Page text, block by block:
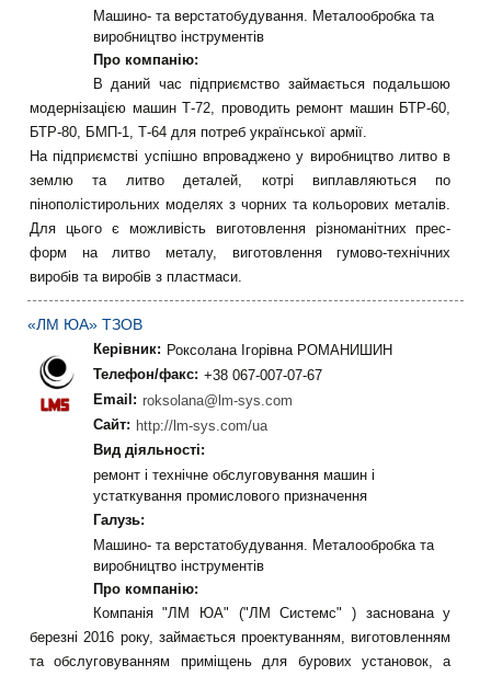
Машино- та верстатобудування. Металообробка та
виробництво інструментів
Про компанію:
В даний час підприємство займається подальшою
модернізацією машин Т-72, проводить ремонт машин БТР-60,
БТР-80, БМП-1, Т-64 для потреб української армії.
На підприємстві успішно впроваджено у виробництво литво в
землю та литво деталей, котрі виплавляються по
пінополістирольних моделях з чорних та кольорових металів.
Для цього є можливість виготовлення різноманітних прес-
форм на литво металу, виготовлення гумово-технічних
виробів та виробів з пластмаси.
«ЛМ ЮА» ТЗОВ
Керівник: Роксолана Ігорівна РОМАНИШИН
Телефон/факс: +38 067-007-07-67
Email: roksolana@lm-sys.com
Сайт: http://lm-sys.com/ua
Вид діяльності:
ремонт і технічне обслуговування машин і
устаткування промислового призначення
Галузь:
Машино- та верстатобудування. Металообробка та
виробництво інструментів
Про компанію:
Компанія "ЛМ ЮА" ("ЛМ Системс" ) заснована у
березні 2016 року, займається проектуванням, виготовленням
та обслуговуванням приміщень для бурових установок, а